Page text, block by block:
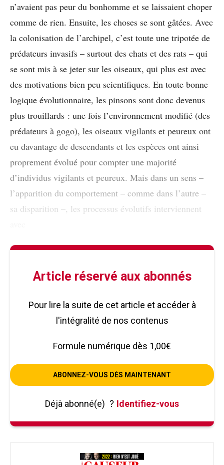
n’avaient pas peur du bonhomme et se laissaient choper
comme de rien. Ensuite, les choses se sont gâtées. Avec
la colonisation de l’archipel, c’est toute une tripotée de
prédateurs invasifs – surtout des chats et des rats – qui
se sont mis à se jeter sur les oiseaux, qui plus est avec
des motivations bien peu scientifiques. En toute bonne
logique évolutionnaire, les pinsons sont donc devenus
plus trouillards : une fois l’environnement modifié (des
prédateurs à gogo), les oiseaux vigilants et peureux ont
eu davantage de descendants et les espèces ont ainsi
proprement évolué pour compter une majorité
d’individus vigilants et peureux. Mais dans un sens –
l’apparition du comportement – comme dans l’autre –
sa disparition –, les processus évolutifs interviennent
Article réservé aux abonnés
Pour lire la suite de cet article et accéder à
l'intégralité de nos contenus
Formule numérique dès 1,00€
ABONNEZ-VOUS DÈS MAINTENANT
Déjà abonné(e) ? Identifiez-vous